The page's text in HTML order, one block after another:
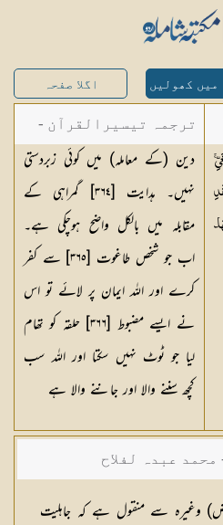
میں کھولیں اگلا صفحہ
ترجمہ تیسیرالقرآن -
مولانا عبد الرحمن
کیلانی
دین (کے معاملہ) میں کوئی زبردستی
نہیں۔ ہدایت [٣٦٤] گمراہی کے
مقابلہ میں بالکل واضح ہوچکی ہے۔
اب جو شخص طاغوت [٣٦٥] سے کفر
کرے اور اللہ ایمان پر لائے تو اس
نے ایسے مضبوط [٣٦٦] حلقہ کو تھام
لیا جو ٹوٹ نہیں سکتا اور اللہ سب
کچھ سننے والا اور جاننے والا ہے
عبدہ لفلاح
وغیرہ سے منقول ہے کہ جاہلیت